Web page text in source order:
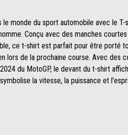
le monde du sport automobile avec le
Conçu avec des manches
ce t-shirt est parfait pour être porté
lors de la prochaine course. Avec des
du MotoGP, le devant du t-shirt
la vitesse, la puissance et